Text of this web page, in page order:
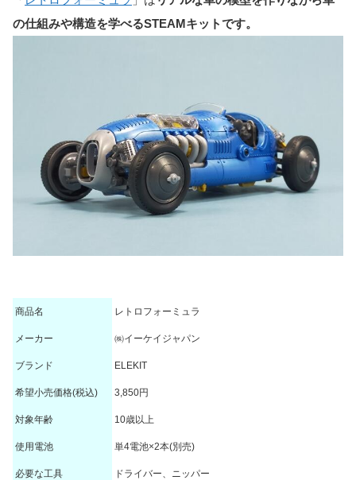
の仕組みや構造を学べるSTEAMキットです。
商品名 レトロフォーミュラ
メーカー ㈱イーケイジャパン
ブランド ELEKIT
希望小売価格(税込) 3,850円
対象年齢 10歳以上
使用電池 単4電池×2本(別売)
必要な工具 ドライバー、ニッパー